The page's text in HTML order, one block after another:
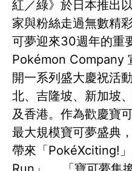
紅／綠》於日本推出
家與粉絲走過無數精
可夢迎來30週年的重
Pokémon Company
開一系列盛大慶祝活
北、吉隆坡、新加坡
及香港。作為歡慶寶
最大規模寶可夢盛典
帶來「PokéXciting!